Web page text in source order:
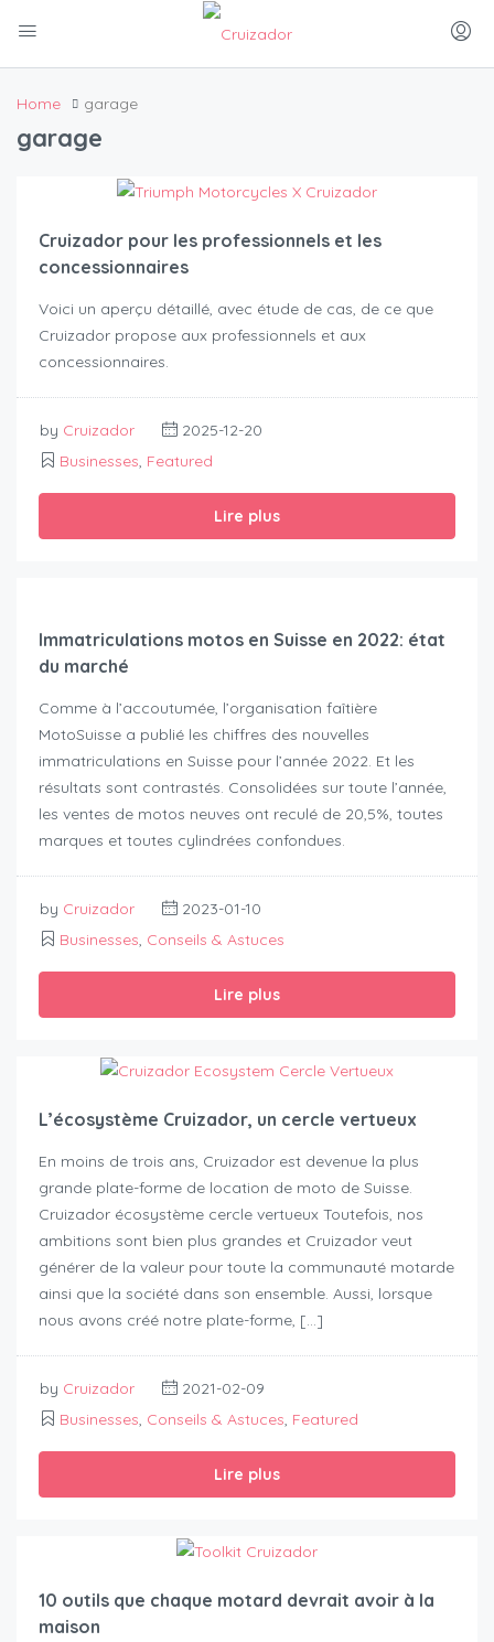
Home garage
garage
Cruizador pour les professionnels et les
concessionnaires
Voici un aperçu détaillé, avec étude de cas, de ce que
Cruizador propose aux professionnels et aux
concessionnaires.
by Cruizador
2025-12-20
Businesses, Featured
Lire plus
Immatriculations motos en Suisse en 2022: état
du marché
Comme à l’accoutumée, l’organisation faîtière
MotoSuisse a publié les chiffres des nouvelles
immatriculations en Suisse pour l’année 2022. Et les
résultats sont contrastés. Consolidées sur toute l’année,
les ventes de motos neuves ont reculé de 20,5%, toutes
marques et toutes cylindrées confondues.
by Cruizador
2023-01-10
Businesses, Conseils & Astuces
Lire plus
L’écosystème Cruizador, un cercle vertueux
En moins de trois ans, Cruizador est devenue la plus
grande plate-forme de location de moto de Suisse.
Cruizador écosystème cercle vertueux Toutefois, nos
ambitions sont bien plus grandes et Cruizador veut
générer de la valeur pour toute la communauté motarde
ainsi que la société dans son ensemble. Aussi, lorsque
nous avons créé notre plate-forme, […]
by Cruizador
2021-02-09
Businesses, Conseils & Astuces, Featured
Lire plus
10 outils que chaque motard devrait avoir à la
maison